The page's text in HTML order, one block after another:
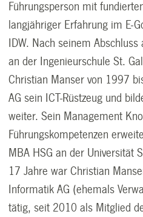
Führungsperson mit
langjähriger Erfahrung im E-
IDW. Nach seinem
an der Ingenieurschule St.
Christian Manser von 1997
AG sein ICT-Rüstzeug und
weiter. Sein Management
Führungskompetenzen
MBA HSG an der Universität
17 Jahre war Christian
Informatik AG (ehemals
tätig, seit 2010 als Mitglied